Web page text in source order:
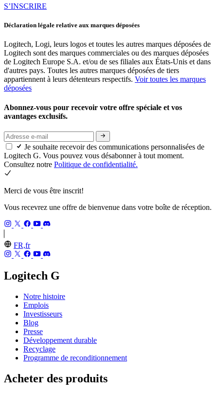
S’INSCRIRE
Déclaration légale relative aux marques déposées
Logitech, Logi, leurs logos et toutes les autres marques déposées de
Logitech sont des marques commerciales ou des marques déposées
de Logitech Europe S.A. et/ou de ses filiales aux États-Unis et dans
d'autres pays. Toutes les autres marques déposées de tiers
appartiennent à leurs détenteurs respectifs. Voir toutes les marques
déposées
Abonnez-vous pour recevoir votre offre spéciale et vos
avantages exclusifs.
Je souhaite recevoir des communications personnalisées de
Logitech G. Vous pouvez vous désabonner à tout moment.
Consultez notre Politique de confidentialité.
Merci de vous être inscrit!
Vous recevrez une offre de bienvenue dans votre boîte de réception.
FR,fr
Logitech G
Notre histoire
Emplois
Investisseurs
Blog
Presse
Développement durable
Recyclage
Programme de reconditionnement
Acheter des produits